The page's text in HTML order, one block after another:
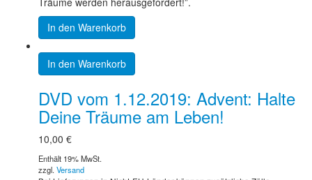
In den Warenkorb
In den Warenkorb
DVD vom 1.12.2019: Advent: Halte
Deine Träume am Leben!
10,00 €
Enthält 19% MwSt.
zzgl.Versand